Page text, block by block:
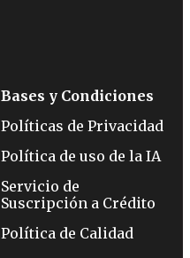
Bases y Condiciones
Políticas de Privacidad
Política de uso de la IA
Servicio de
Suscripción a Crédito
Política de Calidad